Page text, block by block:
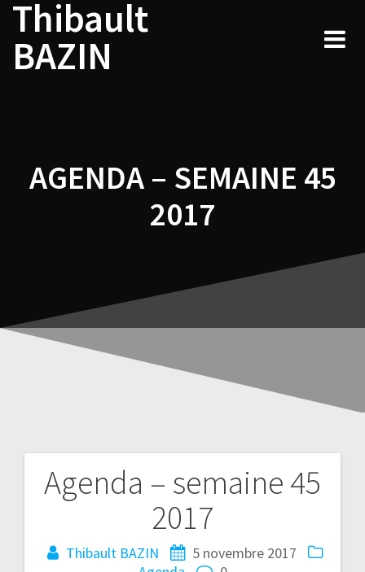
Skip
content
Thibault
BAZIN
AGENDA – SEMAINE 45
2017
Agenda – semaine 45
2017
Thibault BAZIN
5 novembre 2017
Navigation
de